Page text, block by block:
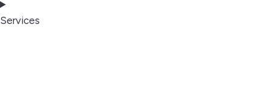
Services